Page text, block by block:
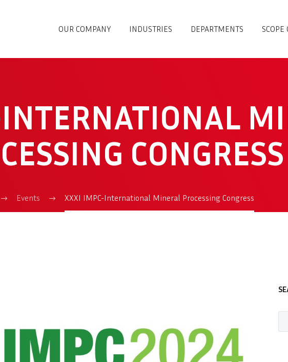
OUR COMPANY INDUSTRIES DEPARTMENTS SCOPE
CONGRESS
Events XXXI IMPC-International Mineral Processing Congress